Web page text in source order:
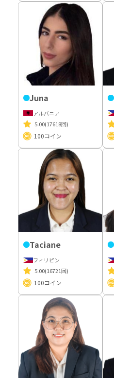
Juna
アルバニア
5.00(17618回)
100コイン
Taciane
フィリピン
5.00(16721回)
100コイン